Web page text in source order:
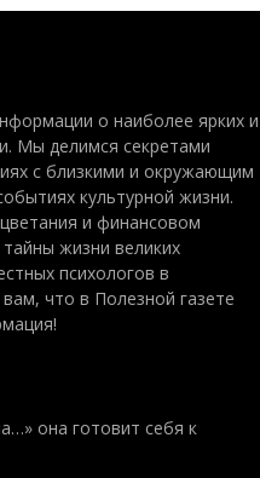
о наиболее ярких и
Мы делимся секретами
с близкими и окружающим
культурной жизни.
и финансовом
жизни великих
психологов в
что в Полезной газете
она готовит себя к